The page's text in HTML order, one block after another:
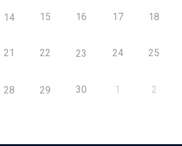
14 15 16 17 18
21 22 23 24 25
28 29 30 1 2